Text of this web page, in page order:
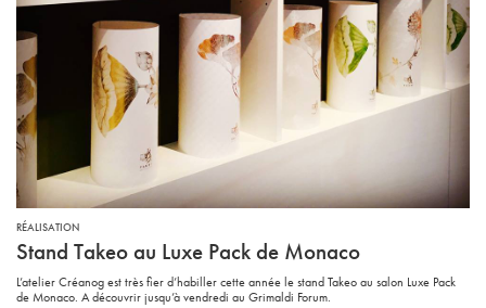
RÉALISATION
Stand Takeo au Luxe Pack de Monaco
L’atelier Créanog est très fier d’habiller cette année le stand Takeo au salon Luxe Pack
de Monaco. A découvrir jusqu’à vendredi au Grimaldi Forum.